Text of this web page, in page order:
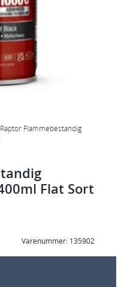
Raptor Flammebestandig
Flat Sort
Varenummer: 135902